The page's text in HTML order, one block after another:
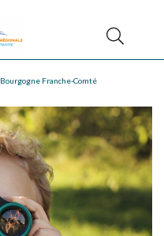
Bourgogne Franche-Comté